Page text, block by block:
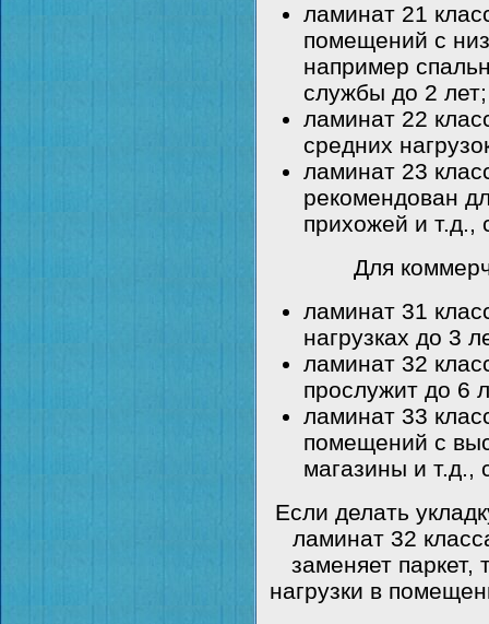
ламинат 21
помещений с
например
службы до 2 лет;
ламинат 22
средних
ламинат 23
рекомендован
прихожей и т.д.,
Для
ламинат 31
нагрузках до 3
ламинат 32
прослужит до 6
ламинат 33
помещений с
магазины и т.д.,
Если делать
ламинат 32
заменяет паркет,
нагрузки в